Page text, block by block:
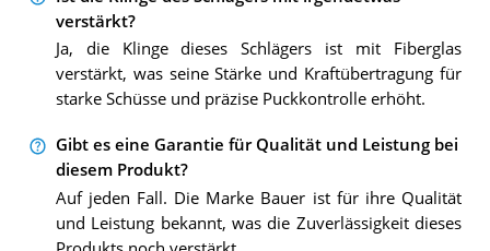
verstärkt?
Ja, die Klinge dieses Schlägers ist mit Fiberglas
verstärkt, was seine Stärke und Kraftübertragung für
starke Schüsse und präzise Puckkontrolle erhöht.
Gibt es eine Garantie für Qualität und Leistung bei
diesem Produkt?
Auf jeden Fall. Die Marke Bauer ist für ihre Qualität
und Leistung bekannt, was die Zuverlässigkeit dieses